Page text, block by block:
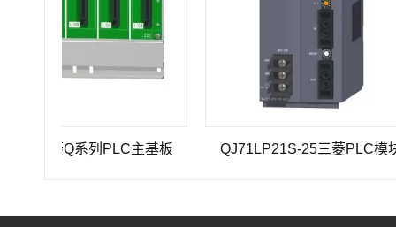
Q系列PLC主基板 QJ71LP21S-25三菱PLC模块